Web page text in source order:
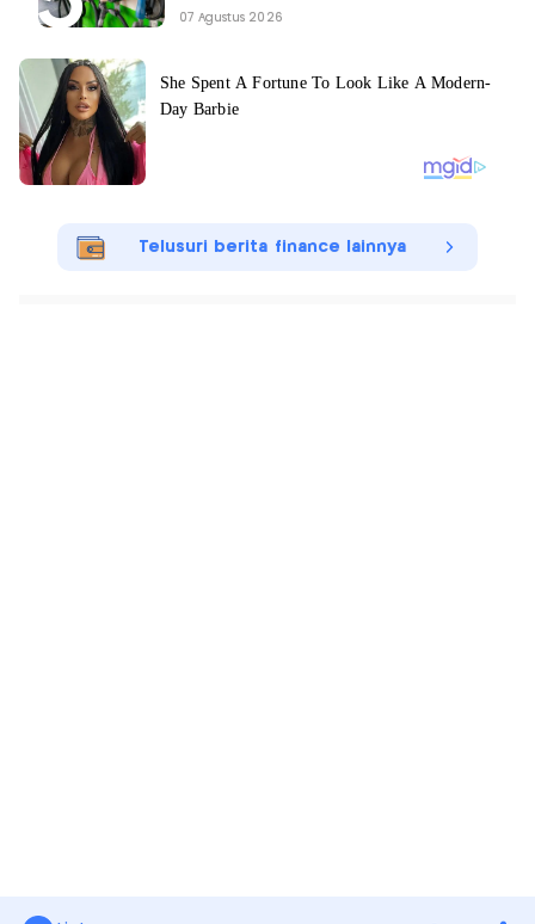
07 Agustus 2026
Telusuri berita finance lainnya